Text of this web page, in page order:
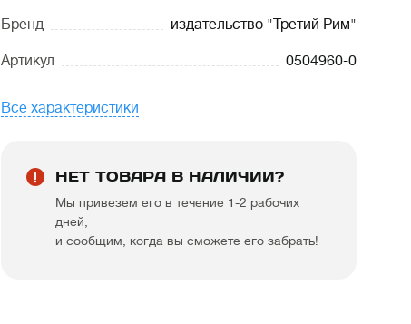
Бренд издательство "Третий Рим"
Артикул 0504960-0
Все характеристики
НЕТ ТОВАРА В НАЛИЧИИ?
Мы привезем его в течение 1-2 рабочих
дней,
и сообщим, когда вы сможете его забрать!